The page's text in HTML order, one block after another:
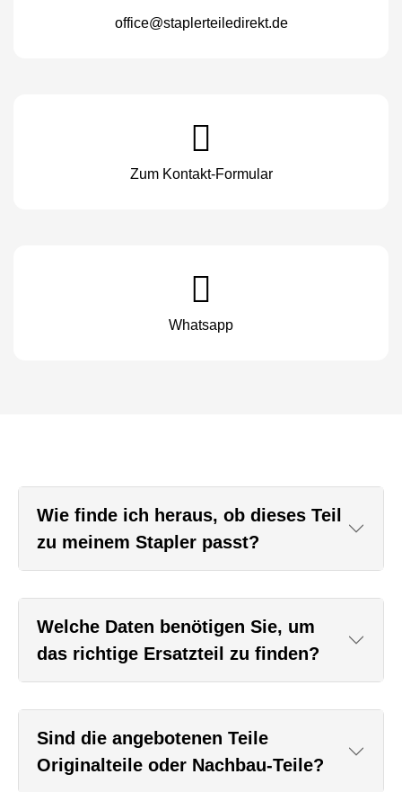
office@staplerteiledirekt.de
Zum Kontakt-Formular
Whatsapp
Wie finde ich heraus, ob dieses Teil
zu meinem Stapler passt?
Welche Daten benötigen Sie, um
das richtige Ersatzteil zu finden?
Sind die angebotenen Teile
Originalteile oder Nachbau-Teile?